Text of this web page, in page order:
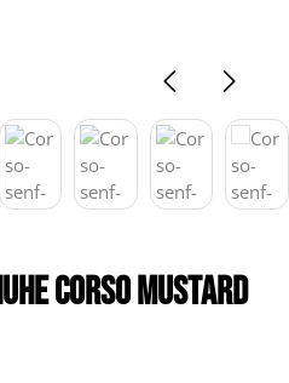
Corso mustard